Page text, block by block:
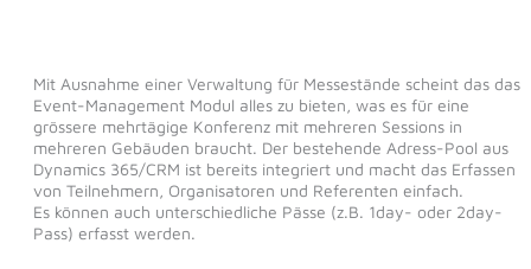
Mit Ausnahme einer Verwaltung für Messestände scheint das das
Event-Management Modul alles zu bieten, was es für eine
grössere mehrtägige Konferenz mit mehreren Sessions in
mehreren Gebäuden braucht. Der bestehende Adress-Pool aus
Dynamics 365/CRM ist bereits integriert und macht das Erfassen
von Teilnehmern, Organisatoren und Referenten einfach.
Es können auch unterschiedliche Pässe (z.B. 1day- oder 2day-
Pass) erfasst werden.